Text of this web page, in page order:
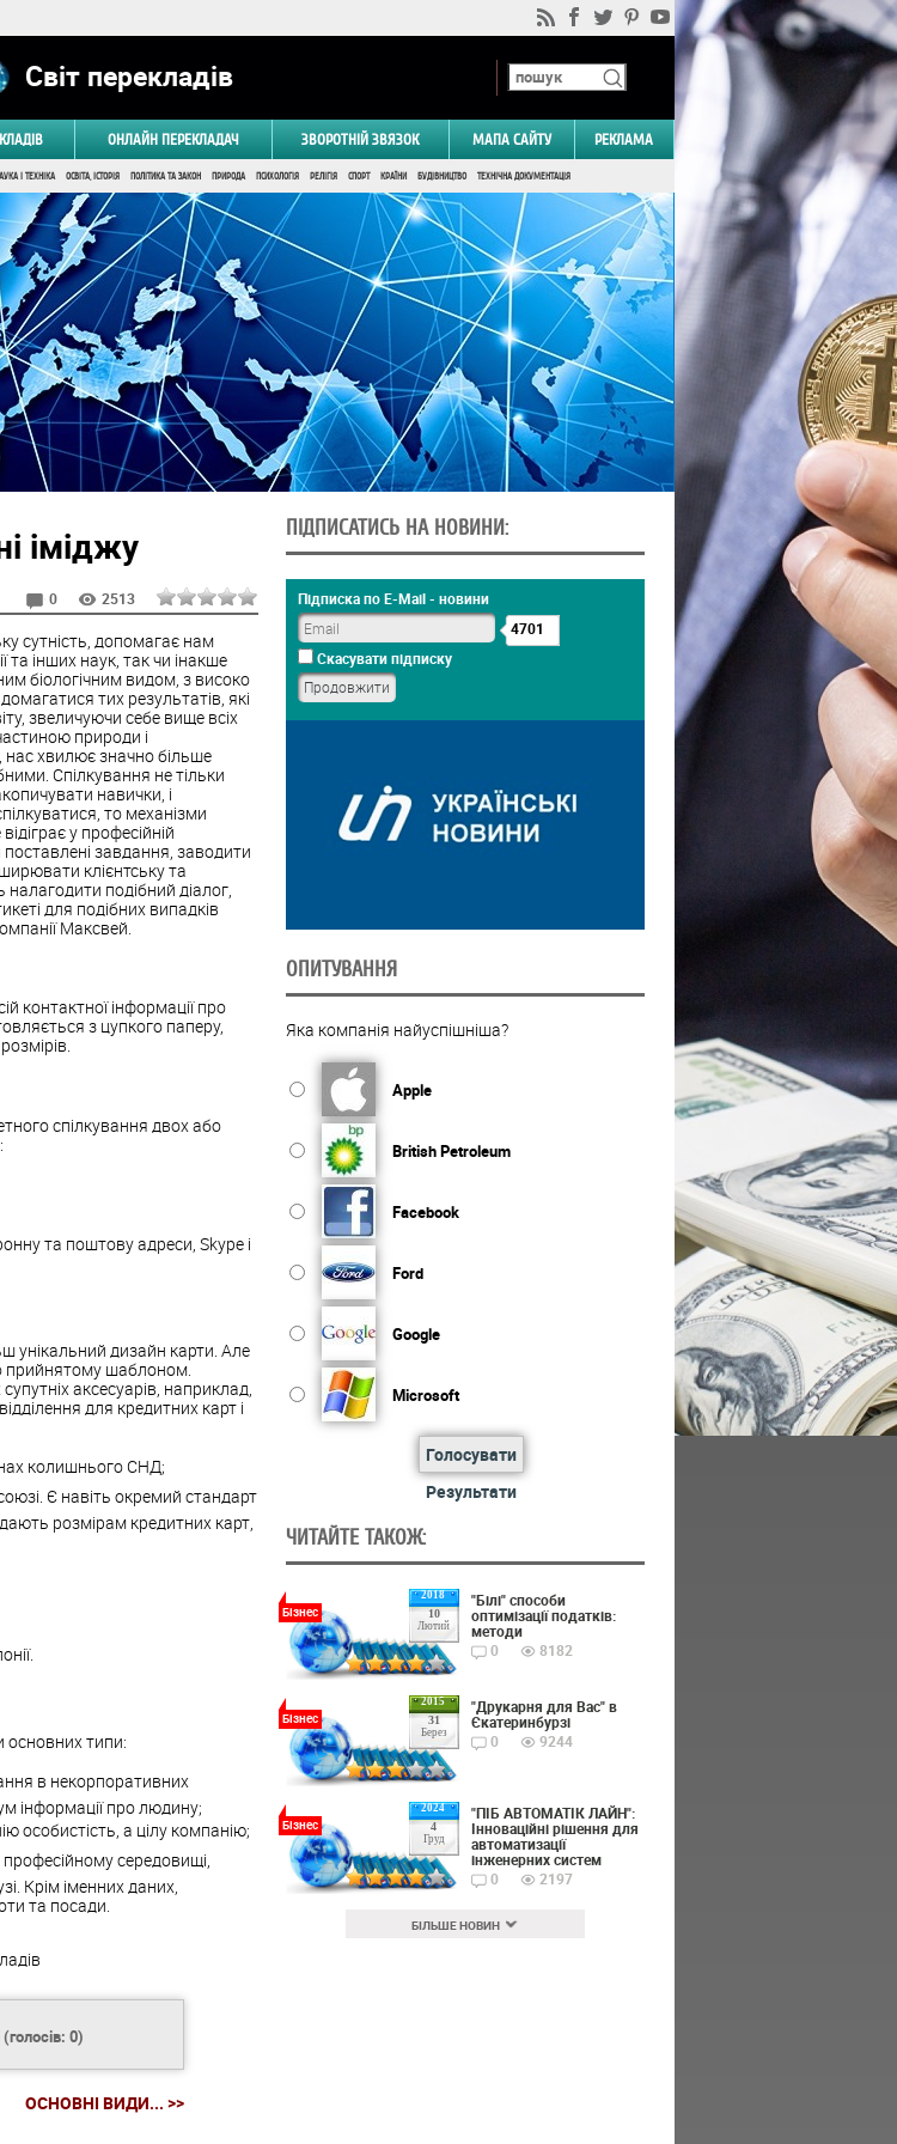
Світ перекладів
ОНЛАЙН ПЕРЕКЛАДАЧ ЗВОРОТНІЙ ЗВЯЗОК МАПА САЙТУ РЕКЛАМА
І ТЕХНІКА ОСВІТА, ІСТОРІЯ ПОЛІТИКА ТА ЗАКОН ПРИРОДА ПСИХОЛОГІЯ РЕЛІГІЯ СПОРТ КРАЇНИ БУДІВНИЦТВО ТЕХНІЧНА ДОКУМЕНТАЦІЯ
іміджу
0 2513
сутність, допомагає нам
та інших наук, так чи інакше
біологічним видом, з високо
тих результатів, які
звеличуючи себе вище всіх
природи і
нас хвилює значно більше
Спілкування не тільки
навички, і
то механізми
у професійній
завдання, заводити
клієнтську та
подібний діалог,
для подібних випадків
Максвей.
контактної інформації про
з цупкого паперу,
спілкування двох або
та поштову адреси, Skype і
унікальний дизайн карти. Але
прийнятому шаблоном.
аксесуарів, наприклад,
для кредитних карт і
колишнього СНД;
Є навіть окремий стандарт
розмірам кредитних карт,
основних типи:
в некорпоративних
інформації про людину;
особистість, а цілу компанію;
професійному середовищі,
Крім іменних даних,
та посади.
(голосів: 0)
ОСНОВНІ ВИДИ... >>
ПІДПИСАТИСЬ НА НОВИНИ:
Підписка по E-Mail - новини
4701
Скасувати підписку
ОПИТУВАННЯ
Яка компанія найуспішніша?
Apple
British Petroleum
Facebook
Ford
Google
Microsoft
Голосувати
Результати
ЧИТАЙТЕ ТАКОЖ:
2018
10
Лютий
Бізнес
"Білі" способи
оптимізації податків:
методи
0
8182
2015
31
Берез
Бізнес
"Друкарня для Вас" в
Єкатеринбурзі
0
9244
2024
4
Груд
Бізнес
"ПІБ АВТОМАТІК ЛАЙН":
Інноваційні рішення для
автоматизації
інженерних систем
0
2197
БІЛЬШЕ НОВИН